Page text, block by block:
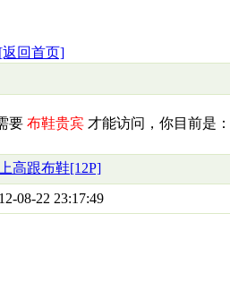
[返回首页]
要 布鞋贵宾 才能访问，你目前是：
高跟布鞋[12P]
08-22 23:17:49